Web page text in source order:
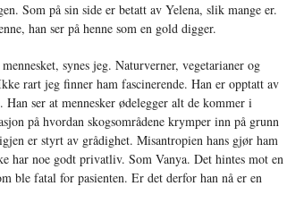
Som på sin side er betatt av Yelena, slik mange er.
han ser på henne som en gold digger.
synes jeg. Naturverner, vegetarianer og
rart jeg finner ham fascinerende. Han er opptatt av
Han ser at mennesker ødelegger alt de kommer i
på hvordan skogsområdene krymper inn på grunn
er styrt av grådighet. Misantropien hans gjør ham
har noe godt privatliv. Som Vanya. Det hintes mot en
ble fatal for pasienten. Er det derfor han nå er en